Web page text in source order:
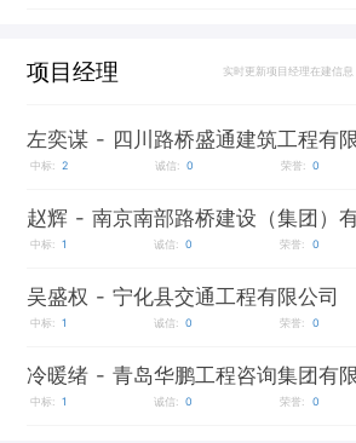
项目经理 实时更新项目经理在建信息
左奕谋 - 四川路桥盛通建筑工程有
中标: 2 诚信: 0 荣誉: 0
赵辉 - 南京南部路桥建设（集团）
中标: 1 诚信: 0 荣誉: 0
吴盛权 - 宁化县交通工程有限公司
中标: 1 诚信: 0 荣誉: 0
冷暖绪 - 青岛华鹏工程咨询集团有
中标: 1 诚信: 0 荣誉: 0